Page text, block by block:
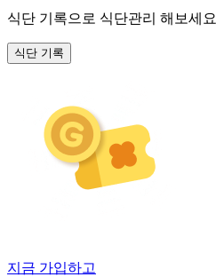
식단 기록으로 식단관리 해보세요
식단 기록
지금 가입하고